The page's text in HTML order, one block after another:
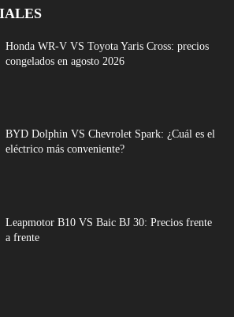
Honda WR-V VS Toyota Yaris Cross: precios
congelados en agosto 2026
BYD Dolphin VS Chevrolet Spark: ¿Cuál es el
eléctrico más conveniente?
Leapmotor B10 VS Baic BJ 30: Precios frente
a frente